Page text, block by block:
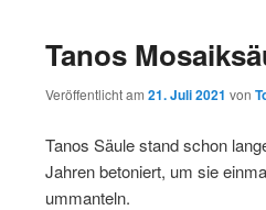
Tanos
Veröffentlicht am 21. Juli 2021 von
Tanos Säule stand schon
Jahren betoniert, um sie
ummanteln.